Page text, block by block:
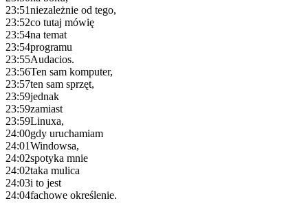
23:51niezależnie od tego,
23:52co tutaj mówię
23:54na temat
23:54programu
23:55Audacios.
23:56Ten sam komputer,
23:57ten sam sprzęt,
23:59jednak
23:59zamiast
23:59Linuxa,
24:00gdy uruchamiam
24:01Windowsa,
24:02spotyka mnie
24:02taka mulica
24:03i to jest
24:04fachowe określenie.